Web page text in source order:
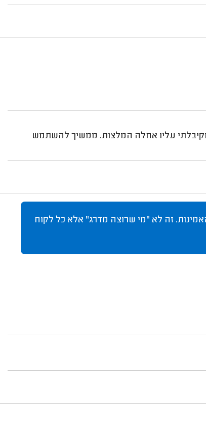
עליו אחלה המלצות. ממשיך להשתמש
זה לא "מי שרוצה מדרג" אלא כל לקוח